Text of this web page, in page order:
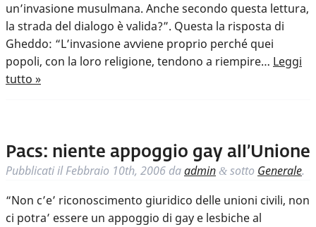
un’invasione musulmana. Anche secondo questa lettura,
la strada del dialogo è valida?”. Questa la risposta di
Gheddo: “L’invasione avviene proprio perché quei
popoli, con la loro religione, tendono a riempire… Leggi
tutto »
Pacs: niente appoggio gay all’Unione
Pubblicati ilFebbraio 10th, 2006 daadmin & sotto Generale.
“Non c’e’ riconoscimento giuridico delle unioni civili, non
ci potra’ essere un appoggio di gay e lesbiche al